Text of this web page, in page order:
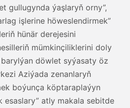
gullugynda ýaşlaryň orny”,
işlerine höweslendirmek”
hünär derejesini
mümkinçiliklerini doly
döwlet syýasaty öz
Aziýada zenanlaryň
boýunça köptaraplaýyn
esaslary” atly makala sebitde